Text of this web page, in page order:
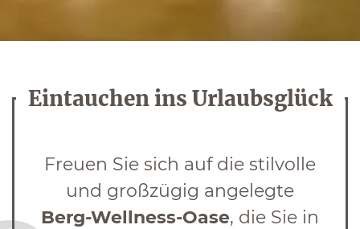
Eintauchen ins Urlaubsglück
Freuen Sie sich auf die stilvolle
und großzügig angelegte
Berg-Wellness-Oase, die Sie in